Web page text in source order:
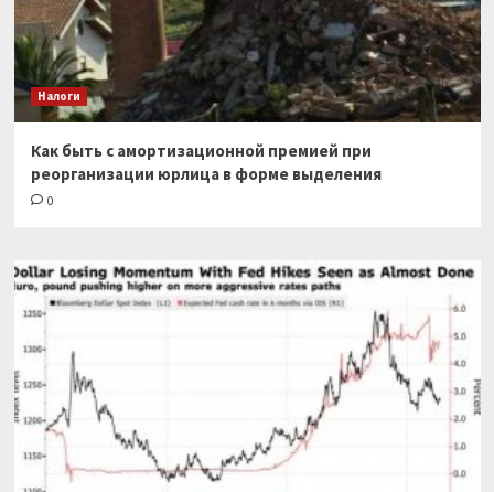
Налоги
Как быть с амортизационной премией при
реорганизации юрлица в форме выделения
0